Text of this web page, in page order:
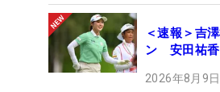
＜速報＞吉
ン 安田祐香
2026年8月9